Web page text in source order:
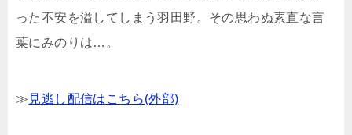
った不安を溢してしまう羽田野。その思わぬ素直な言
葉にみのりは…。
≫ 見逃し配信はこちら(外部)